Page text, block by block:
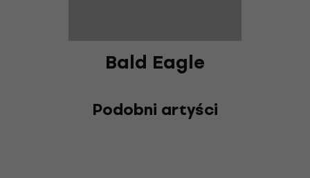
Bald Eagle
Podobni artyści